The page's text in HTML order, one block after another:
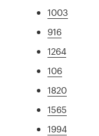
1003
916
1264
106
1820
1565
1994